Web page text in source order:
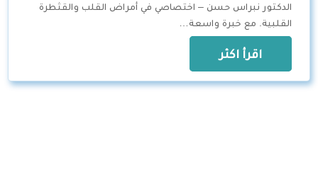
الدكتور نبراس حسن – اختصاصي في أمراض القلب والقثطرة
القلبية. مع خبرة واسعة…
اقرأ اكثر